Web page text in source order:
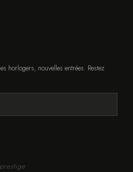
horlogers, nouvelles entrées. Restez